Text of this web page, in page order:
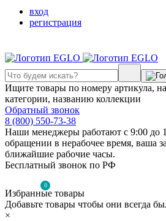
вход
регистрация
Ищите товары по номеру артикула,
категории, названию коллекции
Обратный звонок
8 (800) 550-73-38
Наши менеджеры работают с 9:00 до
обращении в нерабочее время, ваша
ближайшие рабочие часы.
Бесплатный звонок по РФ
0
Избранные товары
Добавьте товары чтобы они всегда
×